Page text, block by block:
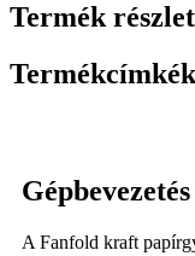
Termék
Termékcímkék
Gépbevezetés
A Fanfold kraft